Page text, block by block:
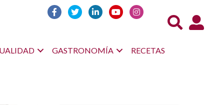
Acceso
GASTRONOMÍA RECETAS